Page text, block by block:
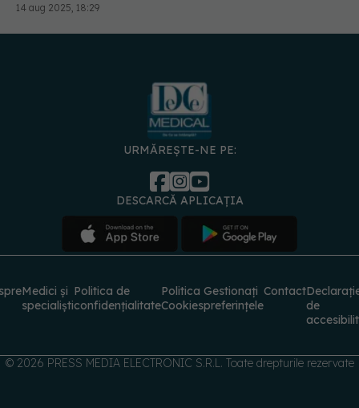
14 aug 2025, 18:29
URMĂREȘTE-NE PE:
DESCARCĂ APLICAȚIA
Medici și
specialiști
Politica de
confidențialitate
Politica
Cookies
Gestionați
preferințele
Contact
de
© 2026 PRESS MEDIA ELECTRONIC S.R.L. Toate drepturile rezervate